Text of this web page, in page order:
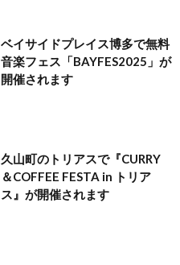
ベイサイドプレイス博多で無料
音楽フェス「BAYFES2025」が
開催されます
久山町のトリアスで『CURRY
＆COFFEE FESTA in トリア
ス』が開催されます